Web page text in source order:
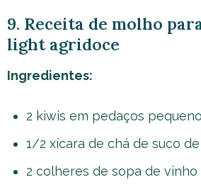
9. Receita de molho
light agridoce
Ingredientes:
2 kiwis em pedaços
1/2 xícara de chá de suco de
2 colheres de sopa de vinho